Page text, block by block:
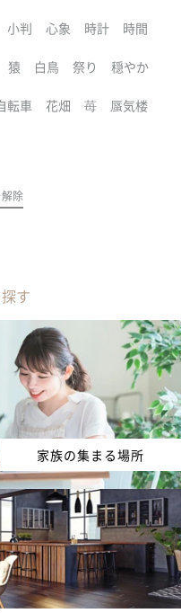
小判 心象 時計 時間
猿 白鳥 祭り 穏やか
転車 花畑 苺 蜃気楼
除
す
家族の集まる場所